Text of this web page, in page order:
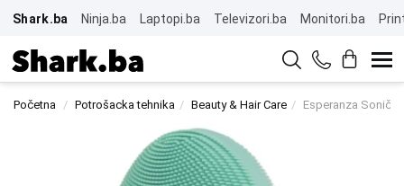
Shark.ba Ninja.ba Laptopi.ba Televizori.ba Monitori.ba
Početna Potrošacka tehnika Beauty & Hair Care Esperanza